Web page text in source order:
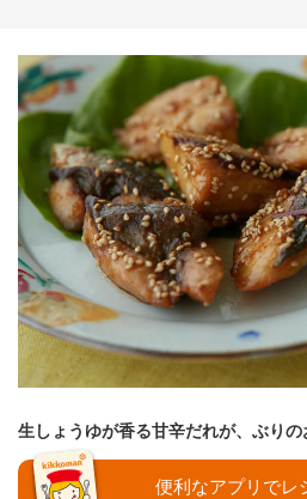
生しょうゆが香る甘辛だれが、ぶり
便利なアプリでレ